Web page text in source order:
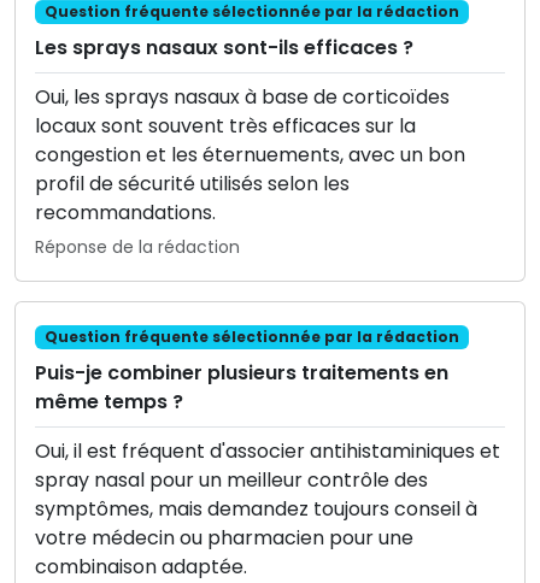
Question fréquente sélectionnée par la rédaction
Les sprays nasaux sont-ils efficaces ?
Oui, les sprays nasaux à base de corticoïdes
locaux sont souvent très efficaces sur la
congestion et les éternuements, avec un bon
profil de sécurité utilisés selon les
recommandations.
Réponse de la rédaction
Question fréquente sélectionnée par la rédaction
Puis-je combiner plusieurs traitements en
même temps ?
Oui, il est fréquent d'associer antihistaminiques et
spray nasal pour un meilleur contrôle des
symptômes, mais demandez toujours conseil à
votre médecin ou pharmacien pour une
combinaison adaptée.